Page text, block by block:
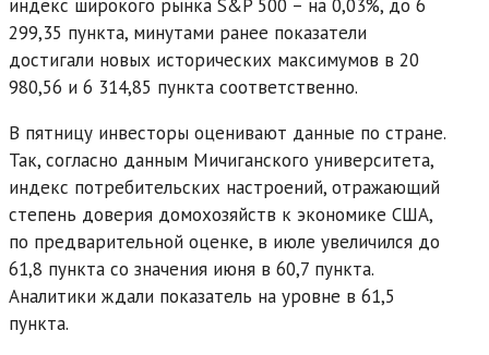
индекс широкого рынка S&P 500 – на 0,03%, до 6
299,35 пункта, минутами ранее показатели
достигали новых исторических максимумов в 20
980,56 и 6 314,85 пункта соответственно.
В пятницу инвесторы оценивают данные по стране.
Так, согласно данным Мичиганского университета,
индекс потребительских настроений, отражающий
степень доверия домохозяйств к экономике США,
по предварительной оценке, в июле увеличился до
61,8 пункта со значения июня в 60,7 пункта.
Аналитики ждали показатель на уровне в 61,5
пункта.